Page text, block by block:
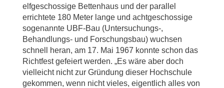
elfgeschossige Bettenhaus und der parallel
errichtete 180 Meter lange und achtgeschossige
sogenannte UBF-Bau (Untersuchungs-,
Behandlungs- und Forschungsbau) wuchsen
schnell heran, am 17. Mai 1967 konnte schon das
Richtfest gefeiert werden. „Es wäre aber doch
vielleicht nicht zur Gründung dieser Hochschule
gekommen, wenn nicht vieles, eigentlich alles von